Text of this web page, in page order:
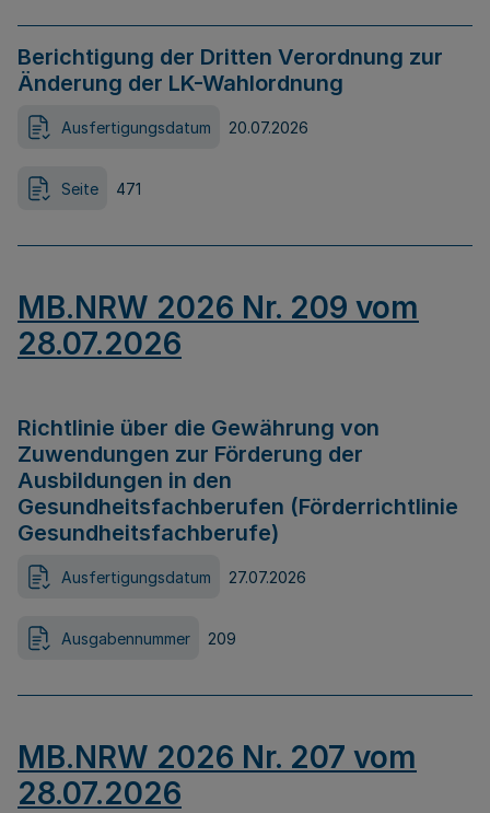
Berichtigung der Dritten Verordnung zur
Änderung der LK-Wahlordnung
Ausfertigungsdatum 20.07.2026
Seite 471
MB.NRW 2026 Nr. 209 vom
28.07.2026
Richtlinie über die Gewährung von
Zuwendungen zur Förderung der
Ausbildungen in den
Gesundheitsfachberufen (Förderrichtlinie
Gesundheitsfachberufe)
Ausfertigungsdatum 27.07.2026
Ausgabennummer 209
MB.NRW 2026 Nr. 207 vom
28.07.2026